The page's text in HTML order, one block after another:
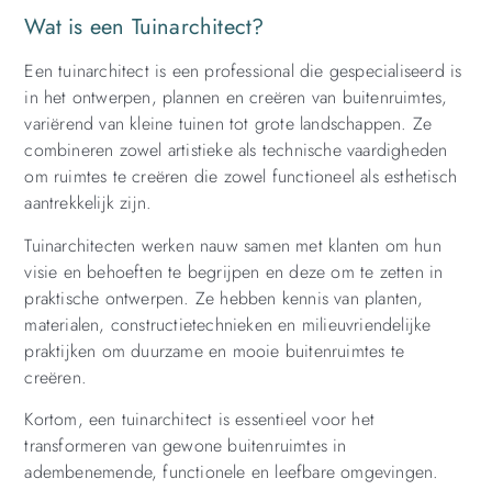
Wat is een Tuinarchitect?
Een tuinarchitect is een professional die gespecialiseerd is
in het ontwerpen, plannen en creëren van buitenruimtes,
variërend van kleine tuinen tot grote landschappen. Ze
combineren zowel artistieke als technische vaardigheden
om ruimtes te creëren die zowel functioneel als esthetisch
aantrekkelijk zijn.
Tuinarchitecten werken nauw samen met klanten om hun
visie en behoeften te begrijpen en deze om te zetten in
praktische ontwerpen. Ze hebben kennis van planten,
materialen, constructietechnieken en milieuvriendelijke
praktijken om duurzame en mooie buitenruimtes te
creëren.
Kortom, een tuinarchitect is essentieel voor het
transformeren van gewone buitenruimtes in
adembenemende, functionele en leefbare omgevingen.